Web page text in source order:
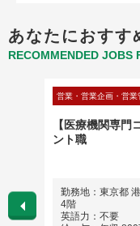
あなたにおすす
RECOMMENDED JOBS
営業・営業企画・営業
【医療機関専門
ント職
勤務地：東京都
4階
英語力：不要